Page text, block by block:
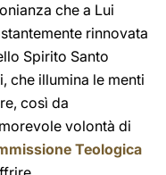
che a Lui
rinnovata
Spirito Santo
che illumina le menti
così da
volontà di
Teologica